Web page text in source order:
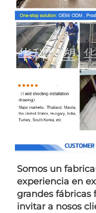
Somos un
experiencia en
grandes fábricas
invitar a nosos